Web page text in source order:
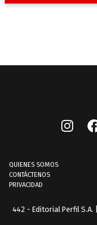
QUIENES SOMOS
CONTÁCTENOS
PRIVACIDAD
442 - Editorial Perfil S.A.